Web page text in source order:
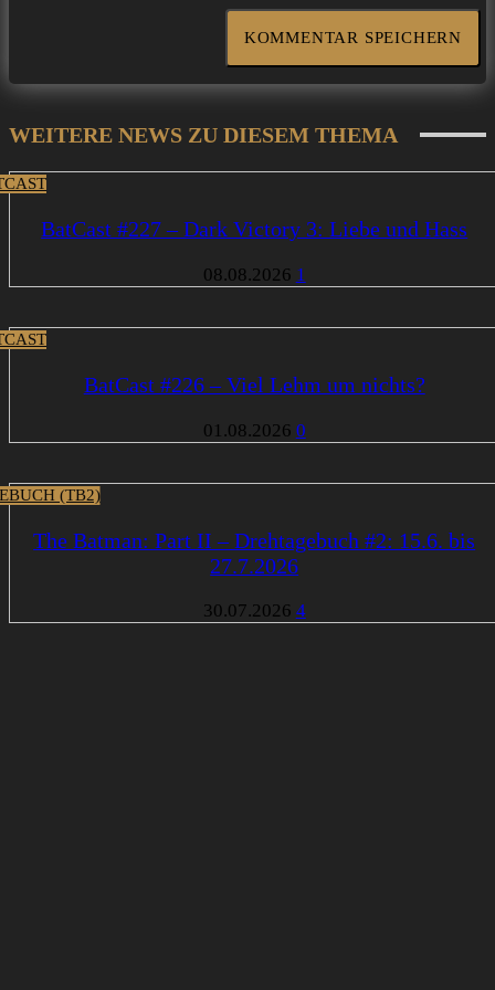
WEITERE NEWS ZU DIESEM THEMA
BatCast #227 – Dark Victory 3: Liebe und Hass
08.08.2026 1
BatCast #226 – Viel Lehm um nichts?
01.08.2026 0
(TB2)
The Batman: Part II – Drehtagebuch #2: 15.6. bis
27.7.2026
30.07.2026 4